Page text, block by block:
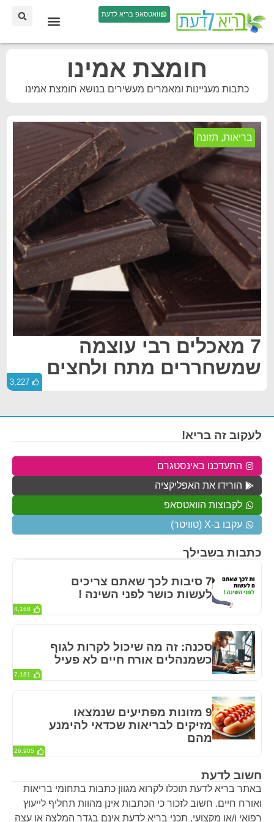
וואטסאפ בריא לדעת
חומצת אמינו
כתבות מעניינות ומאמרים מעשירים בנושא חומצת אמינו
בריאות, תזונה
7 מאכלים רבי עוצמה
שמשחררים מתח ולחצים
3,227
חשוב לדעת
באתר בריא לדעת תוכלו לקרוא מגוון כתבות בתחומי בריאות
ואורח חיים. חשוב לזכור כי הכתבות אינן מהוות תחליף לייעוץ
רפואי ו/או מקצועי. תכני בריא לדעת אינם בגדר המלצה או עצה
כתבות בשבילך
7 סיבות לכך שאתם צריכים
לעשות כושר לפני השינה !
4,168
סכנה: זה מה שיכול לקרות לגוף
כשמנהלים אורח חיים לא פעיל
7,181
9 מזונות מפתיעים שנמצאו
מזיקים לבריאות שכדאי להימנע
מהם
26,905
לעקוב זה בריא!
התעדכנו באינסטגרם
הורידו את האפליקציה
לקבוצות הוואטסאפ
עקבו ב-X (טוויטר)